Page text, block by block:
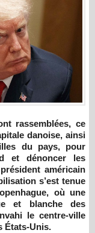
danoise, ainsi
du pays, pour
et dénoncer les
américain
s’est tenue
où une
et blanche des
le centre-ville
États-Unis.